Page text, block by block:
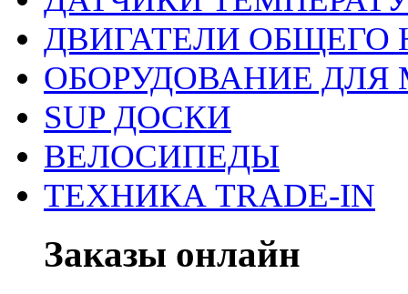
ДВИГАТЕЛИ ОБЩЕГО
ОБОРУДОВАНИЕ
SUP ДОСКИ
ВЕЛОСИПЕДЫ
ТЕХНИКА TRADE-IN
Заказы онлайн